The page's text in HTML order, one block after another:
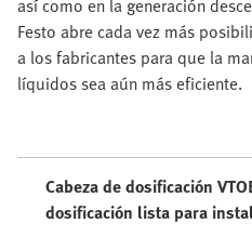
así como en la generación
Festo abre cada vez más
a los fabricantes para que la
líquidos sea aún más eficiente.
Cabeza de dosificación
dosificación lista para